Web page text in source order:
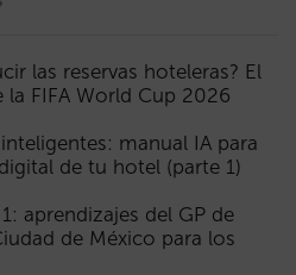
las reservas hoteleras? El
FIFA World Cup 2026
manual IA para
de tu hotel (parte 1)
aprendizajes del GP de
de México para los